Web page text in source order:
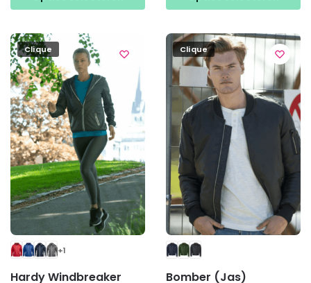
optie
gekozen
worden
op
de
productpagina
heeft
variaties.
Deze
optie
kan
gekozen
worden
op
de
productpagina
Clique
+1
Hardy Windbreaker
Clique
Bomber (Jas)